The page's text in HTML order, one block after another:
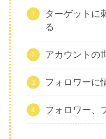
ターゲットに
る
アカウントの
フォロワーに
フォロワー、